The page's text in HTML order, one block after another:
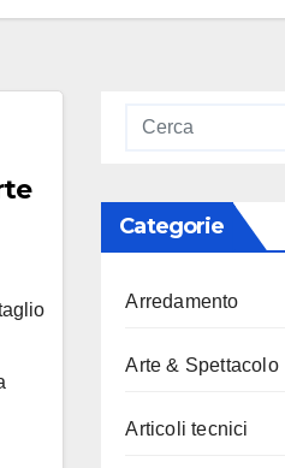
Categorie
Arredamento
Arte & Spettacolo
Articoli tecnici